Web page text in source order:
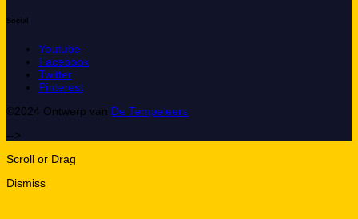
Social
Youtube
Facebook
Twitter
Pinterest
©2024 Ontwerp van De Tempeleers
-->
Scroll or Drag
Dismiss